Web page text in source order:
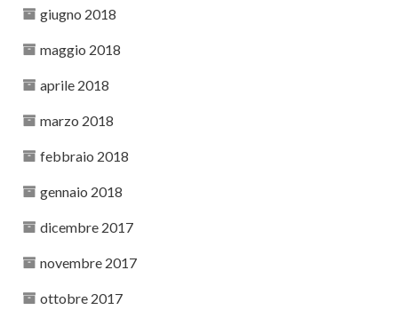
giugno 2018
maggio 2018
aprile 2018
marzo 2018
febbraio 2018
gennaio 2018
dicembre 2017
novembre 2017
ottobre 2017